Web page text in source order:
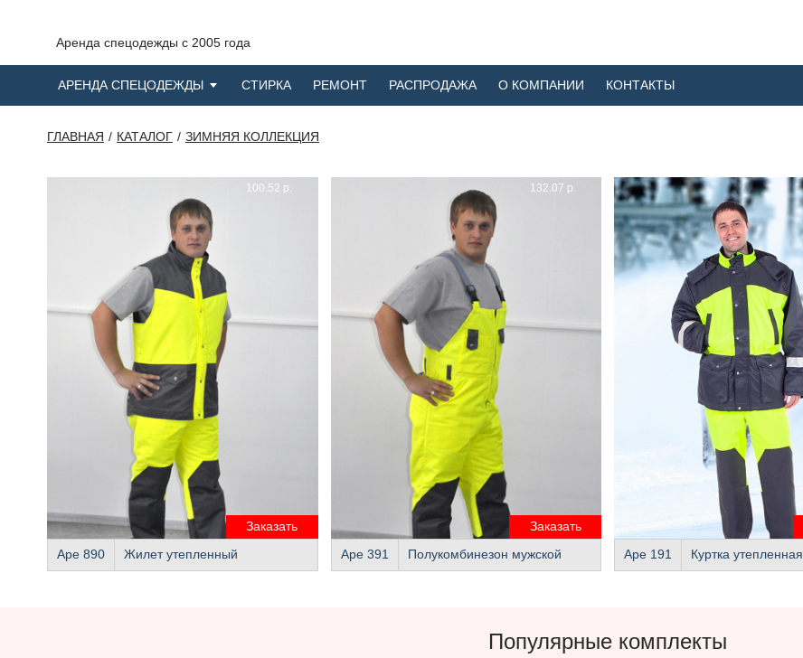
Аренда спецодежды с 2005 года
АРЕНДА СПЕЦОДЕЖДЫ СТИРКА РЕМОНТ РАСПРОДАЖА О КОМПАНИИ КОНТАКТЫ
ГЛАВНАЯ КАТАЛОГ ЗИМНЯЯ КОЛЛЕКЦИЯ
Заказать
100.52 р.
Аре 890 Жилет утепленный
Заказать
132.07 р.
Аре 391 Полукомбинезон мужской Аре 191 Куртка утепленная
Популярные комплекты